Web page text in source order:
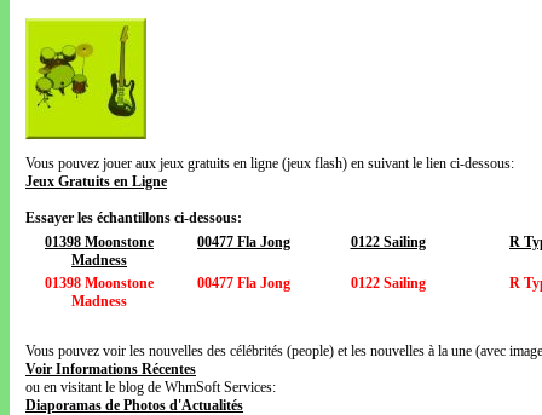
Vous pouvez jouer aux jeux gratuits en ligne (jeux flash) en suivant le lien ci-dessous:
Jeux Gratuits en Ligne
Essayer les échantillons ci-dessous:
01398 Moonstone
Madness
00477 Fla Jong 0122 Sailing R
01398 Moonstone
Madness
00477 Fla Jong 0122 Sailing R
Vous pouvez voir les nouvelles des célébrités (people) et les nouvelles à la une (avec
Voir Informations Récentes
ou en visitant le blog de WhmSoft Services:
Diaporamas de Photos d'Actualités